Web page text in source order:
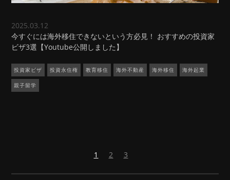
2025.03.12
今すぐには海外移住できないという方必見！ おすすめの投資家
ビザ3選【Youtube公開しました】
投資家ビザ 投資永住権 教育移住 海外不動産 海外移住 海外起業
親子留学
1 2 3
ペ